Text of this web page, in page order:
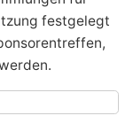
festgelegt